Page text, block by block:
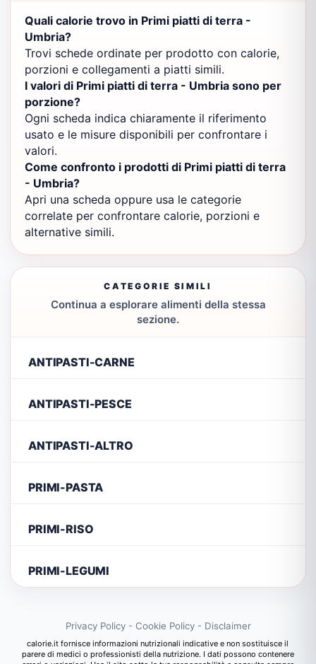
Quali calorie trovo in Primi piatti di terra -
Umbria?
Trovi schede ordinate per prodotto con calorie,
porzioni e collegamenti a piatti simili.
I valori di Primi piatti di terra - Umbria sono per
porzione?
Ogni scheda indica chiaramente il riferimento
usato e le misure disponibili per confrontare i
valori.
Come confronto i prodotti di Primi piatti di terra
- Umbria?
Apri una scheda oppure usa le categorie
correlate per confrontare calorie, porzioni e
alternative simili.
CATEGORIE SIMILI
Continua a esplorare alimenti della stessa
sezione.
ANTIPASTI-CARNE
ANTIPASTI-PESCE
ANTIPASTI-ALTRO
PRIMI-PASTA
PRIMI-RISO
PRIMI-LEGUMI
Privacy Policy- Cookie Policy- Disclaimer
calorie.it fornisce informazioni nutrizionali indicative e non sostituisce il
parere di medici o professionisti della nutrizione. I dati possono contenere